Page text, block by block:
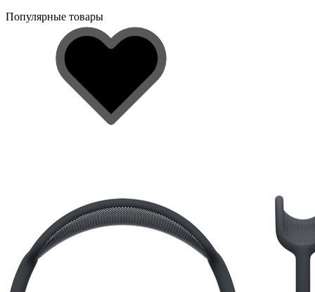
Популярные товары